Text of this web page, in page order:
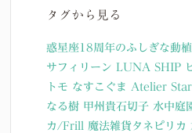
タグから見る
惑星座18周年のふしぎな動
サフィリーン
LUNA SHIP
トモ なすこぐま Atelier
なる樹 甲州貴石切子 水中庭
カ/Frill
魔法雑貨タネピリカ